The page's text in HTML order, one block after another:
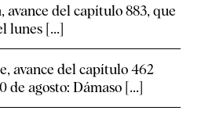
avance del capítulo 883, que
lunes [...]
avance del capítulo 462
de agosto: Dámaso [...]